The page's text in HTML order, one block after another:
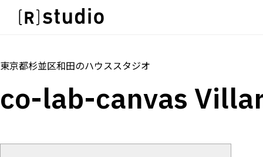
IMAGE
SCENE
部屋ごとに写真で見比べたい
ひとつのスタジオであれもこれも
スタジオを探す
SCENE
部屋ごとに写真で見比べたい
VARIATION
東京都杉並区和田のハウススタジオ
co-lab-canvas